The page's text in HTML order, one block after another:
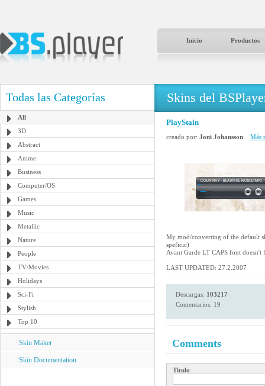
Inicio Productos
Todas las Categorías
All
3D
Abstract
Anime
Business
Computer/OS
Games
Music
Metallic
Nature
People
TV/Movies
Holidays
Sci-Fi
Stylish
Top 10
Skin Maker
Skin Documentation
Skins del
PlayStain
creado por: Joni Johansson Más
My mod/converting of the default
speficic)
Avant Garde LT CAPS font doesn't
LAST UPDATED: 27.2.2007
Descargas: 103217
Comentarios: 19
Comments
Título: